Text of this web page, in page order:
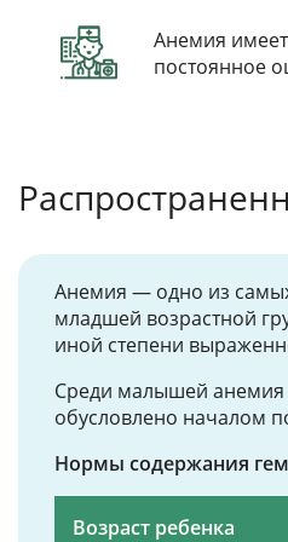
Анемия имеет
постоянное
Анемия — одно из
младшей возрастной
иной степени
Среди малышей анемия
обусловлено началом
Нормы содержания
Возраст ребенка